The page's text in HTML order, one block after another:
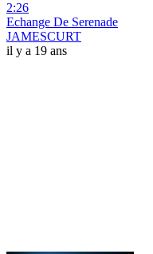
2:26
Echange De Serenade
JAMESCURT
il y a 19 ans